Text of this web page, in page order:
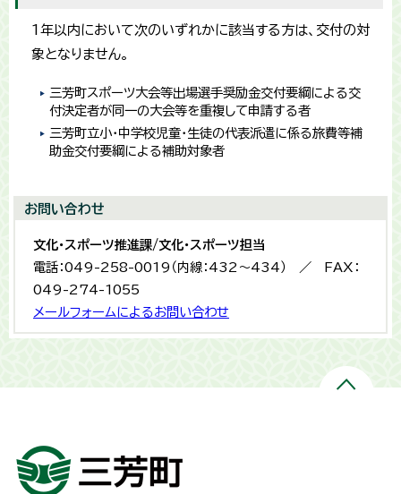
1年以内において次のいずれかに該当する方は、交付の対
象となりません。
三芳町スポーツ大会等出場選手奨励金交付要綱による交
付決定者が同一の大会等を重複して申請する者
三芳町立小・中学校児童・生徒の代表派遣に係る旅費等補
助金交付要綱による補助対象者
お問い合わせ
文化・スポーツ推進課/文化・スポーツ担当
電話：049-258-0019（内線：432〜434） ／ FAX：
049-274-1055
メールフォームによるお問い合わせ